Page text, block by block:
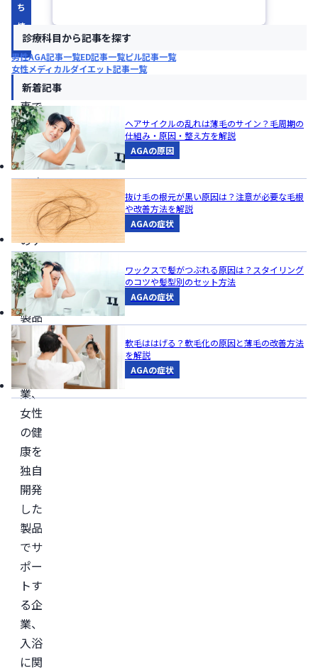
ち
情
報
本記
事で
は、
女性
特有
の冷
えや
痛み
のケ
アに
つな
がる
製品
を提
供す
る企
業、
女性
の健
康を
独自
開発
した
製品
でサ
ポー
トす
る企
業、
入浴
に関
診療科目から記事を探す
男性AGA記事一覧ED記事一覧ピル記事一覧
女性メディカルダイエット記事一覧
新着記事
ヘアサイクルの乱れは薄毛のサイン？毛周期の
仕組み・原因・整え方を解説
AGAの原因
抜け毛の根元が黒い原因は？注意が必要な毛根
や改善方法を解説
AGAの症状
ワックスで髪がつぶれる原因は？スタイリング
のコツや髪型別のセット方法
AGAの症状
軟毛ははげる？軟毛化の原因と薄毛の改善方法
を解説
AGAの症状